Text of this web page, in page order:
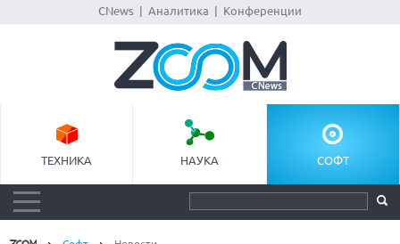
CNews Аналитика Конференции
ТЕХНИКА НАУКА СОФТ